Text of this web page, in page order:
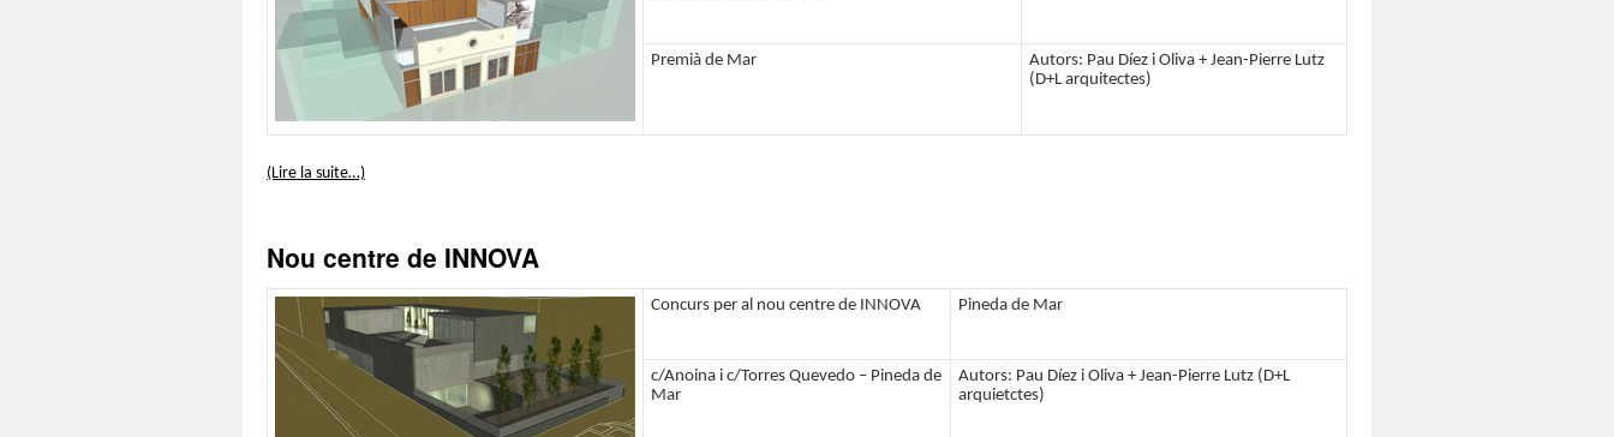
Premià de Mar
Autors: Pau Díez i Oliva + Jean-Pierre Lutz
(D+L arquitectes)
(Lire la suite…)
Nou centre de INNOVA
Concurs per al nou centre de INNOVA Pineda de Mar
c/Anoina i c/Torres Quevedo – Pineda de
Mar
Autors: Pau Díez i Oliva + Jean-Pierre Lutz (D+L
arquietctes)